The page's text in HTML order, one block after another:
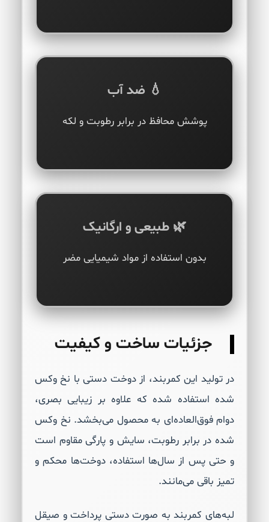
💧 ضد آب
پوشش محافظ در برابر رطوبت و لکه
🌿 طبیعی و ارگانیک
بدون استفاده از مواد شیمیایی مضر
جزئیات ساخت و کیفیت
در تولید این کمربند، از دوخت دستی با نخ وکس
شده استفاده شده که علاوه بر زیبایی بصری،
دوام فوق‌العاده‌ای به محصول می‌بخشد. نخ وکس
شده در برابر رطوبت، سایش و پارگی مقاوم است
و حتی پس از سال‌ها استفاده، دوخت‌ها محکم و
تمیز باقی می‌مانند.
لبه‌های کمربند به صورت دستی پرداخت و صیقل